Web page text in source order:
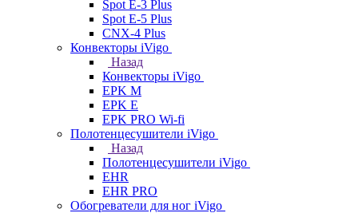
Spot E-3 Plus
Spot E-5 Plus
CNX-4 Plus
Конвекторы iVigo
Назад
Конвекторы iVigo
EPK M
EPK E
EPK PRO Wi-fi
Полотенцесушители iVigo
Назад
Полотенцесушители iVigo
EHR
EHR PRO
Обогреватели для ног iVigo